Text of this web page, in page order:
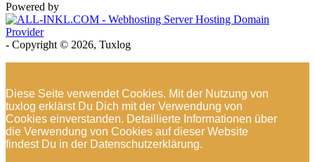
Powered by
- Copyright © 2026, Tuxlog
Diese Seite verwendet Cookies. Mit der Nutzung von
tuxlog erklärst Du Dich mit der Verwendung von
Cookies einverstanden. Detaillierte Informationen über
die Verwendung von Cookies auf dieser Website
findest Du in der Datenschutzerklärung.